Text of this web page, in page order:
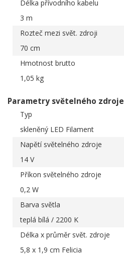
Délka přívodního kabelu
3 m
Rozteč mezi svět. zdroji
70 cm
Hmotnost brutto
1,05 kg
Parametry světelného zdroje
Typ
skleněný LED Filament
Napětí světelného zdroje
14 V
Příkon světelného zdroje
0,2 W
Barva světla
teplá bílá / 2200 K
Délka x průměr svět. zdroje
5,8 x 1,9 cm Felicia